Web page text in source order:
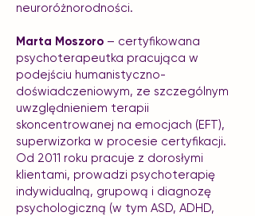
neuroróżnorodności.
Marta Moszoro – certyfikowana
psychoterapeutka pracująca w
podejściu humanistyczno-
doświadczeniowym, ze szczególnym
uwzględnieniem terapii
skoncentrowanej na emocjach (EFT),
superwizorka w procesie certyfikacji.
Od 2011 roku pracuje z dorosłymi
klientami, prowadzi psychoterapię
indywidualną, grupową i diagnozę
psychologiczną (w tym ASD, ADHD,